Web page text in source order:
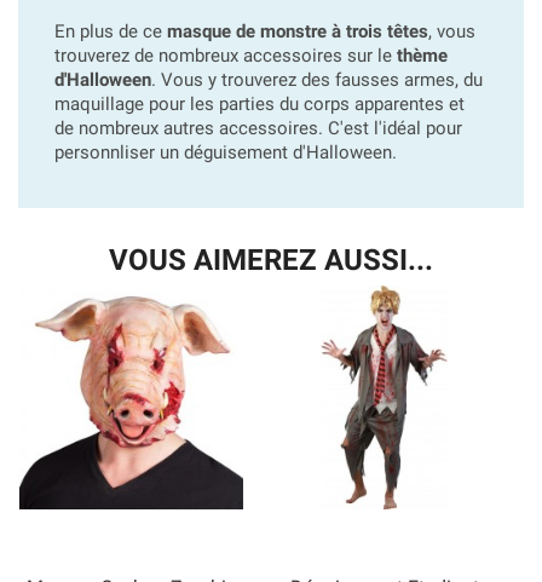
En plus de ce masque de monstre à trois têtes, vous
trouverez de nombreux accessoires sur le thème
d'Halloween. Vous y trouverez des fausses armes, du
maquillage pour les parties du corps apparentes et
de nombreux autres accessoires. C'est l'idéal pour
personnliser un déguisement d'Halloween.
VOUS AIMEREZ AUSSI...